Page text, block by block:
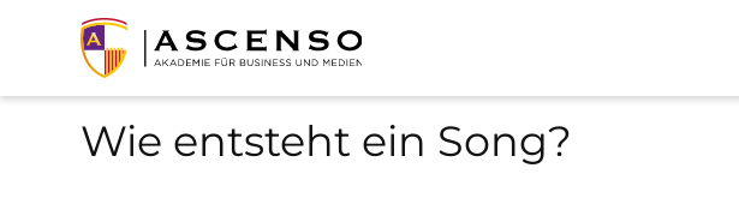
Wie entsteht ein Song?